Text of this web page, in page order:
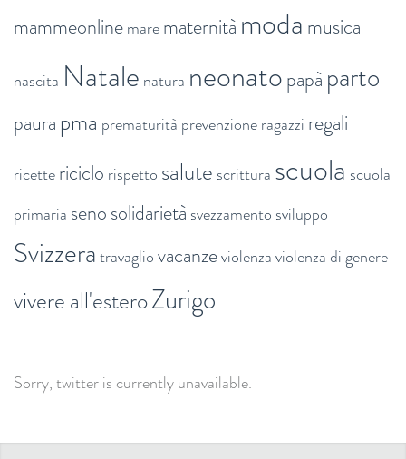
mammeonlinemarematernità moda musica
nascita Natale natura neonatopapà parto
paura pma prematurità prevenzioneragazzi regali
ricettericiclo rispetto salute scrittura scuola scuola
primaria senosolidarietà svezzamento sviluppo
Svizzeratravagliovacanzeviolenzaviolenza di genere
vivere all'esteroZurigo
Sorry, twitter is currently unavailable.